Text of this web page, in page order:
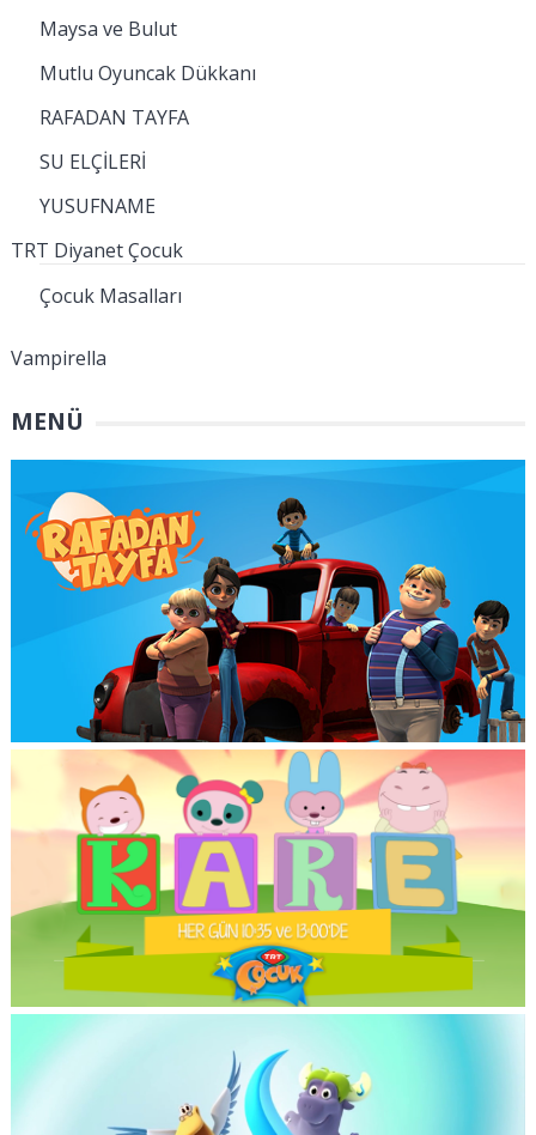
Maysa ve Bulut
Mutlu Oyuncak Dükkanı
RAFADAN TAYFA
SU ELÇİLERİ
YUSUFNAME
TRT Diyanet Çocuk
Çocuk Masalları
Vampirella
MENÜ